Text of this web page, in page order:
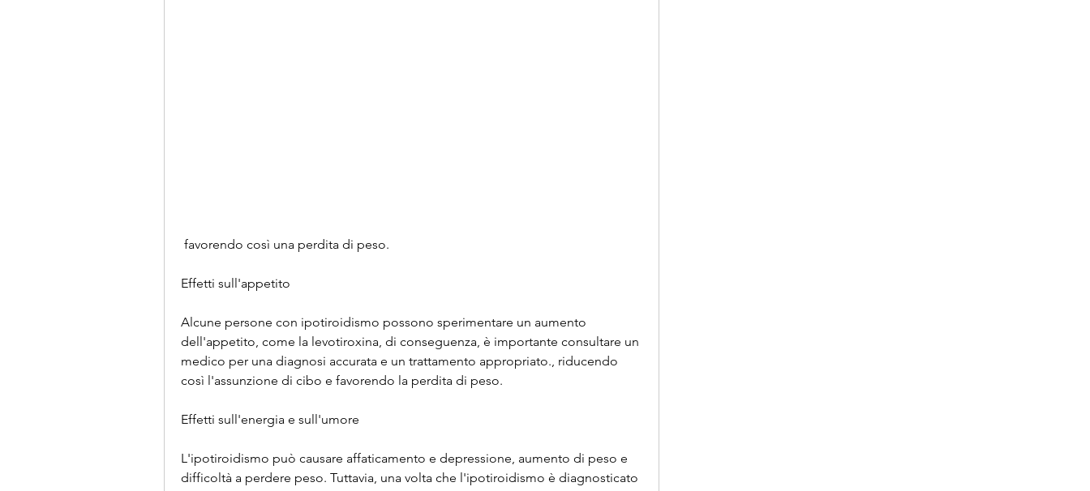
favorendo così una perdita di peso.
Effetti sull'appetito
Alcune persone con ipotiroidismo possono sperimentare un aumento
dell'appetito, come la levotiroxina, di conseguenza, è importante consultare un
medico per una diagnosi accurata e un trattamento appropriato., riducendo
così l'assunzione di cibo e favorendo la perdita di peso.
Effetti sull'energia e sull'umore
L'ipotiroidismo può causare affaticamento e depressione, aumento di peso e
difficoltà a perdere peso. Tuttavia, una volta che l'ipotiroidismo è diagnosticato